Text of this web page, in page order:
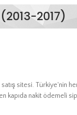
2017)
sitesi. Türkiye'nin
kapıda nakit ödemeli